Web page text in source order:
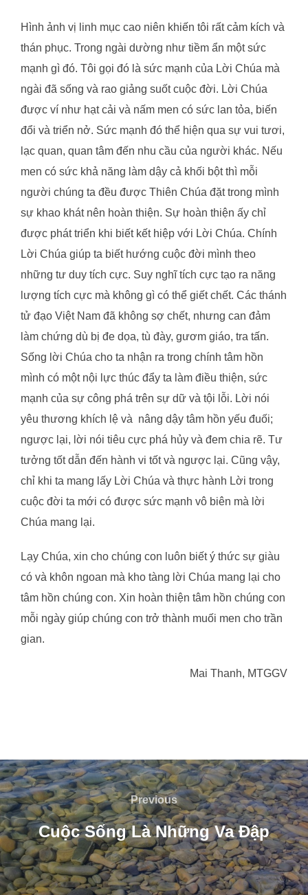
Hình ảnh vị linh mục cao niên khiến tôi rất cảm kích và
thán phục. Trong ngài dường như tiềm ẩn một sức
mạnh gì đó. Tôi gọi đó là sức mạnh của Lời Chúa mà
ngài đã sống và rao giảng suốt cuộc đời. Lời Chúa
được ví như hạt cải và nấm men có sức lan tỏa, biến
đổi và triển nở. Sức mạnh đó thể hiện qua sự vui tươi,
lạc quan, quan tâm đến nhu cầu của người khác. Nếu
men có sức khả năng làm dậy cả khối bột thì mỗi
người chúng ta đều được Thiên Chúa đặt trong mình
sự khao khát nên hoàn thiện. Sự hoàn thiện ấy chỉ
được phát triển khi biết kết hiệp với Lời Chúa. Chính
Lời Chúa giúp ta biết hướng cuộc đời mình theo
những tư duy tích cực. Suy nghĩ tích cực tạo ra năng
lượng tích cực mà không gì có thể giết chết. Các thánh
tử đạo Việt Nam đã không sợ chết, nhưng can đảm
làm chứng dù bị đe dọa, tù đày, gươm giáo, tra tấn.
Sống lời Chúa cho ta nhận ra trong chính tâm hồn
mình có một nội lực thúc đẩy ta làm điều thiện, sức
mạnh của sự công phá trên sự dữ và tội lỗi. Lời nói
yêu thương khích lệ và nâng dậy tâm hồn yếu đuối;
ngược lại, lời nói tiêu cực phá hủy và đem chia rẽ. Tư
tưởng tốt dẫn đến hành vi tốt và ngược lại. Cũng vậy,
chỉ khi ta mang lấy Lời Chúa và thực hành Lời trong
cuộc đời ta mới có được sức mạnh vô biên mà lời
Chúa mang lại.
Lạy Chúa, xin cho chúng con luôn biết ý thức sự giàu
có và khôn ngoan mà kho tàng lời Chúa mang lại cho
tâm hồn chúng con. Xin hoàn thiện tâm hồn chúng con
mỗi ngày giúp chúng con trở thành muối men cho trần
gian.
Mai Thanh, MTGGV
Post
navigation
Previous
Previous
Cuộc Sống Là Những Va Đập